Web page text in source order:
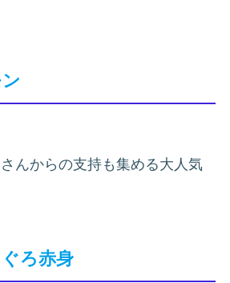
んからの支持も集める大人気
ぐろ赤身